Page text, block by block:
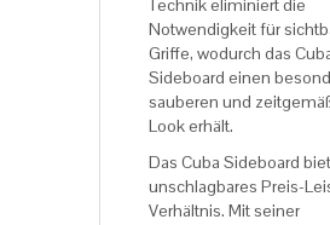
Technik eliminiert die
Notwendigkeit für
Griffe, wodurch das
Sideboard einen
sauberen und
Look erhält.
Das Cuba Sideboard
unschlagbares Preis-
Verhältnis. Mit seiner